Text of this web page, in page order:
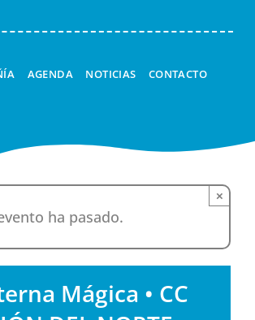
AGENDA NOTICIAS CONTACTO
ha pasado.
×
Mágica • CC